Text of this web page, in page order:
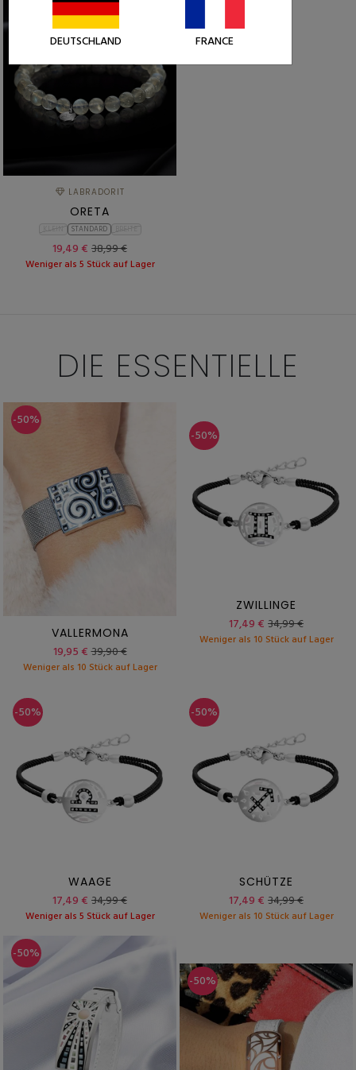
LABRADORIT
ORETA
STANDARD
19,49 € 38,99 €
Weniger als 5 Stück auf Lager
DIE ESSENTIELLE
-50%
VALLERMONA
19,95 €39,90 €
Weniger als 10 Stück auf Lager
-50%
ZWILLINGE
17,49 € 34,99 €
Weniger als 10 Stück auf Lager
-50%
WAAGE
17,49 € 34,99 €
Weniger als 5 Stück auf Lager
-50%
SCHÜTZE
17,49 € 34,99 €
Weniger als 10 Stück auf Lager
-50%
-50%
DEUTSCHLAND FRANCE